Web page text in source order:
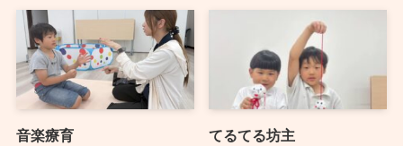
音楽療育 てるてる坊主